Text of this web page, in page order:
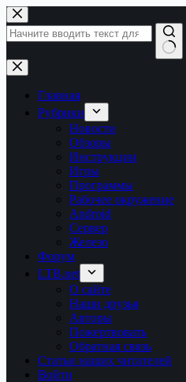
Перейти
к
сути
Ничего
не
найденоГлавная
Рубрики
Новости
Обзоры
Инструкции
Игры
Программы
Рабочее окружение
Android
Сервер
Железо
Форум
LTB.net
О сайте
Наши друзья
Авторы
Пожертвовать
Обратная связь
Статьи наших читателей
Войти